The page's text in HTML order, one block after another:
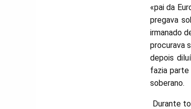
«pai da
pregava
irmanado
procurava
depois
fazia parte
soberano.
Durante